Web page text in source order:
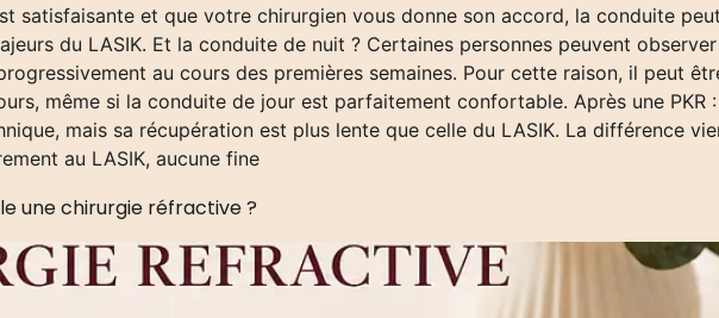
satisfaisante et que votre chirurgien vous donne son accord, la conduite
du LASIK. Et la conduite de nuit ? Certaines personnes peuvent
au cours des premières semaines. Pour cette raison, il peut
même si la conduite de jour est parfaitement confortable. Après une
mais sa récupération est plus lente que celle du LASIK. La différence
au LASIK, aucune fine
une chirurgie réfractive ?